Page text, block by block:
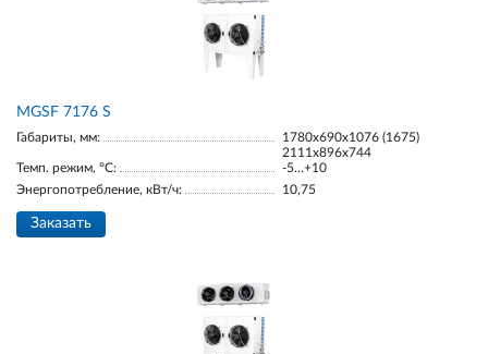
МGSF 7176 S
Габариты, мм:
1780х690х1076 (1675)
2111х896х744
Темп. режим, °С:
-5…+10
Энергопотребление, кВт/ч:
10,75
Заказать